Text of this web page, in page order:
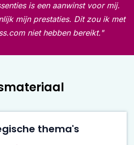
is een aanwinst voor mij.
mijn prestaties. Dit zou ik met
niet hebben bereikt."
thema's